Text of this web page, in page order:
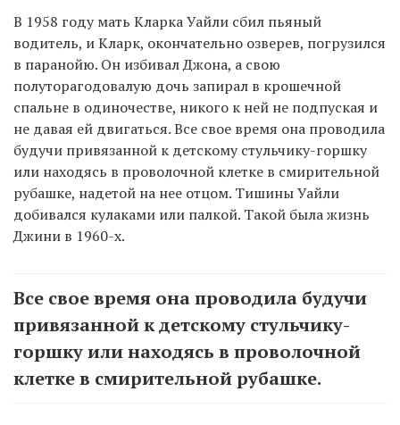
В 1958 году мать Кларка Уайли сбил пьяный
водитель, и Кларк, окончательно озверев, погрузился
в паранойю. Он избивал Джона, а свою
полуторагодовалую дочь запирал в крошечной
спальне в одиночестве, никого к ней не подпуская и
не давая ей двигаться. Все свое время она проводила
будучи привязанной к детскому стульчику-горшку
или находясь в проволочной клетке в смирительной
рубашке, надетой на нее отцом. Тишины Уайли
добивался кулаками или палкой. Такой была жизнь
Джини в 1960-х.
Все свое время она проводила будучи
привязанной к детскому стульчику-
горшку или находясь в проволочной
клетке в смирительной рубашке.